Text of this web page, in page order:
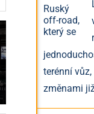
terénní
změnami